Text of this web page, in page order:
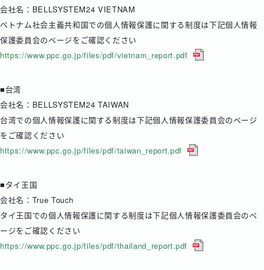
会社名：BELLSYSTEM24 VIETNAM
ベトナム社会主義共和国での個人情報保護に関する制度は下記個人情報
保護委員会のページをご確認ください
https://www.ppc.go.jp/files/pdf/vietnam_report.pdf
■台湾
会社名：BELLSYSTEM24 TAIWAN
台湾での個人情報保護に関する制度は下記個人情報保護委員会のページ
をご確認ください
https://www.ppc.go.jp/files/pdf/taiwan_report.pdf
■タイ王国
会社名：True Touch
タイ王国での個人情報保護に関する制度は下記個人情報保護委員会のペ
ージをご確認ください
https://www.ppc.go.jp/files/pdf/thailand_report.pdf